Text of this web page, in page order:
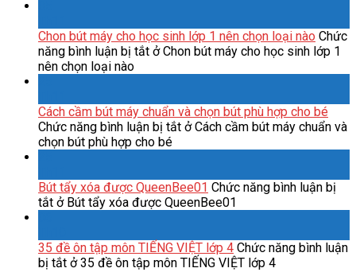
Chon bút máy cho học sinh lớp 1 nên chọn loại nào Chức
năng bình luận bị tắt ở Chon bút máy cho học sinh lớp 1
nên chọn loại nào
Cách cầm bút máy chuẩn và chọn bút phù hợp cho bé
Chức năng bình luận bị tắt ở Cách cầm bút máy chuẩn và
chọn bút phù hợp cho bé
Bút tẩy xóa được QueenBee01 Chức năng bình luận bị
tắt ở Bút tẩy xóa được QueenBee01
35 đề ôn tập môn TIẾNG VIỆT lớp 4 Chức năng bình luận
bị tắt ở 35 đề ôn tập môn TIẾNG VIỆT lớp 4